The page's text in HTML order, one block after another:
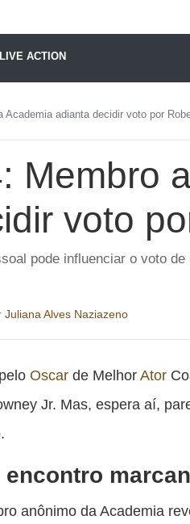
LIVE ACTION
adianta decidir voto por
Membro
voto
pode influenciar o voto
Juliana Alves Naziazeno
Oscar de MelhorAtor
Jr. Mas, espera aí,
encontro
anônimo da Academia